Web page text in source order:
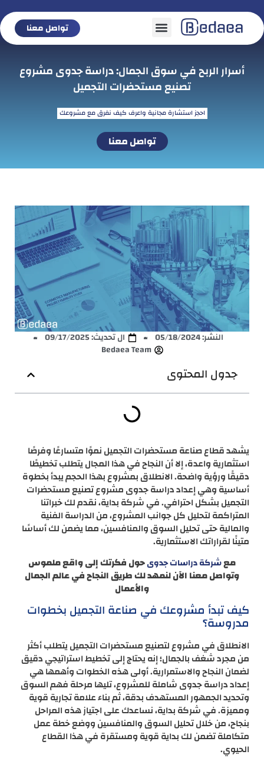
تواصل معنا
أسرار الربح في سوق الجمال: دراسة جدوى مشروع
تصنيع مستحضرات التجميل
احجز استشارة مجانية واعرف كيف نفرق مع مشروعك
تواصل معنا
النشر:05/18/2024
ال تحديث: 09/17/2025
Bedaea Team
جدول المحتوى
يشهد قطاع صناعة مستحضرات التجميل نموًا متسارعًا وفرصًا
استثمارية واعدة، إلا أن النجاح في هذا المجال يتطلب تخطيطًا
دقيقًا ورؤية واضحة. الانطلاق بمشروع بهذا الحجم يبدأ بخطوة
أساسية وهي إعداد دراسة جدوى مشروع تصنيع مستحضرات
التجميل بشكل احترافي. في شركة بداية، نقدم لك خبراتنا
المتراكمة لتحليل كل جوانب المشروع، من الدراسة الفنية
والمالية حتى تحليل السوق والمنافسين، مما يضمن لك أساسًا
متينًا لقراراتك الاستثمارية.
معشركة دراسات جدوىحول فكرتك إلى واقع ملموس
وتواصل معنا الآن لنمهد لك طريق النجاح في عالم الجمال
والأعمال
كيف تبدأ مشروعك في صناعة التجميل بخطوات
مدروسة؟
الانطلاق في مشروع لتصنيع مستحضرات التجميل يتطلب أكثر
من مجرد شغف بالجمال؛ إنه يحتاج إلى تخطيط استراتيجي دقيق
لضمان النجاح والاستمرارية. أولى هذه الخطوات وأهمها هي
إعداد دراسة جدوى شاملة للمشروع، تليها مرحلة فهم السوق
وتحديد الجمهور المستهدف بدقة، ثم بناء علامة تجارية قوية
ومميزة. في شركة بداية، نساعدك على اجتياز هذه المراحل
بنجاح، من خلال تحليل السوق والمنافسين ووضع خطة عمل
متكاملة تضمن لك بداية قوية ومستقرة في هذا القطاع
الحيوي.